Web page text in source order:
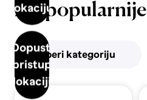
lokaciju
Dopusti
pristup
lokaciji
Najpopularnije
Odaberi kategoriju